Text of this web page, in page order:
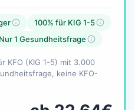
100% für KIG 1-5
Nur 1 Gesundheitsfrage
KFO (KIG 1-5) mit 3.000
keine KFO-